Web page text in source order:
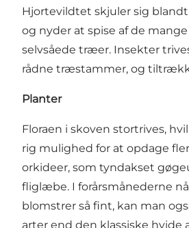
Hjortevildtet skjuler sig
og nyder at spise af de
selvsåede træer. Insekter
rådne træstammer, og
Planter
Floraen i skoven stortrives,
rig mulighed for at opdage
orkideer, som tyndakset
fliglæbe. I forårsmånederne
blomstrer så fint, kan man
arter end den klassiske hvide